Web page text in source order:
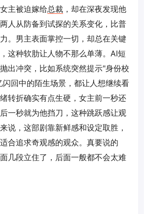
主被迫嫁给总裁 ，却在深夜发现他
人从防备到试探的关系变化，比普
。男主表面掌控一切，却总在关键
这种软肋让人物不那么单薄。AI短
出冲突，比如系统突然提示"身份校
回中的陌生场景，都让人想继续看
转折确实有点生硬，女主前一秒还
一秒就为他挡刀，这种跳跃感让观
说，这部剧靠新鲜感和设定取胜，
合追求奇观感的观众。真要说的
几段立住了，后面一般都不会太难